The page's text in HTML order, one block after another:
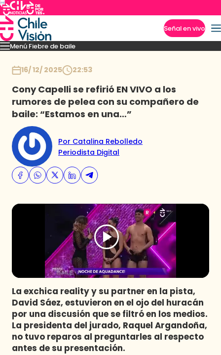
Señal en vivo
Menú Fiebre de baile
Mejores MomentosPresentacionesEl VAR-After del baile
16/ 12/ 2025 22:53
Cony Capelli se refirió EN VIVO a los
rumores de pelea con su compañero de
baile: “Estamos en una…”
Por Catalina Rebolledo
Periodista Digital
La exchica reality y su partner en la pista,
David Sáez, estuvieron en el ojo del huracán
por una discusión que se filtró en los medios.
La presidenta del jurado, Raquel Argandoña,
no tuvo reparos al preguntarles al respecto
antes de su presentación.
Imperdibles
Programas
Club De La Comedia
Contigo en Directo
Plan Perfecto
El Tiempo
Sabingo
Todos Los Programas